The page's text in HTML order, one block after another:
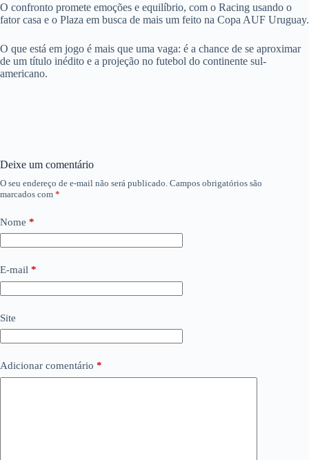
O confronto promete emoções e equilíbrio, com o Racing usando o
fator casa e o Plaza em busca de mais um feito na Copa AUF Uruguay.
O que está em jogo é mais que uma vaga: é a chance de se aproximar
de um título inédito e a projeção no futebol do continente sul-
americano.
Deixe um comentário
O seu endereço de e-mail não será publicado. Campos obrigatórios são
marcados com *
Nome *
E-mail *
Site
Adicionar comentário *